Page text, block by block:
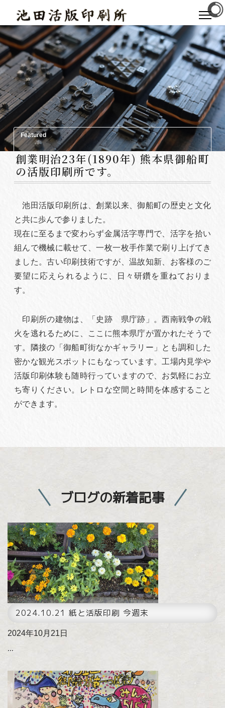
Featured
創業明治23年(1890年) 熊本県御船町
の活版印刷所です。
池田活版印刷所は、創業以来、御船町の歴史と文化
と共に歩んで参りました。
現在に至るまで変わらず金属活字専門で、活字を拾い
組んで機械に載せて、一枚一枚手作業で刷り上げてき
ました。古い印刷技術ですが、温故知新、お客様のご
要望に応えられるように、日々研鑽を重ねておりま
す。
印刷所の建物は、「史跡 県庁跡」。西南戦争の戦
火を逃れるために、ここに熊本県庁が置かれたそうで
す。隣接の「御船町街なかギャラリー」とも調和した
密かな観光スポットにもなっています。工場内見学や
活版印刷体験も随時行っていますので、お気軽にお立
ち寄りください。レトロな空間と時間を体感すること
ができます。
ブログの新着記事
2024.10.21 紙と活版印刷 今週末
2024年10月21日
...